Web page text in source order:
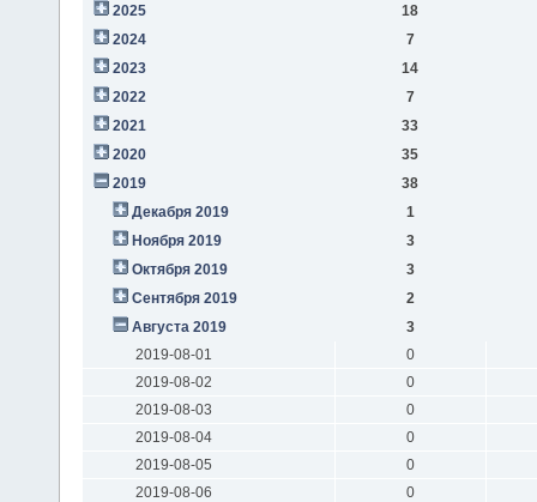
2025
18
2024
7
2023
14
2022
7
2021
33
2020
35
2019
38
Декабря 2019
1
Ноября 2019
3
Октября 2019
3
Сентября 2019
2
Августа 2019
3
2019-08-01
0
2019-08-02
0
2019-08-03
0
2019-08-04
0
2019-08-05
0
2019-08-06
0